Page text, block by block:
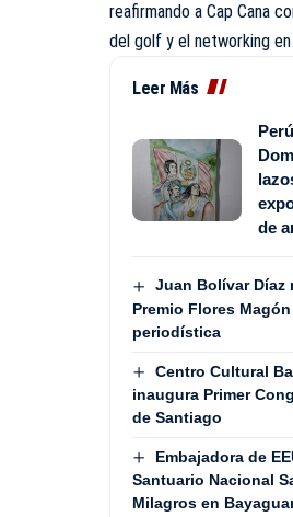
reafirmando a Cap Cana
del golf y el networking en
Leer Más
de
Juan Bolívar Díaz
Premio Flores
periodística
Centro Cultural
inaugura Primer
de Santiago
Embajadora de
Santuario Nacional
Milagros en